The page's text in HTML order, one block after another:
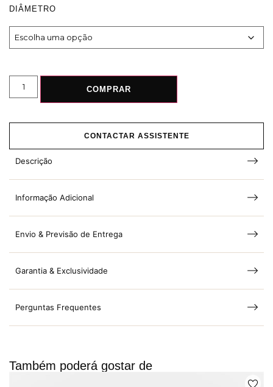
DIÂMETRO
COMPRAR
CONTACTAR ASSISTENTE
Descrição
Informação Adicional
Envio & Previsão de Entrega
Garantia & Exclusividade
Perguntas Frequentes
Também poderá gostar de